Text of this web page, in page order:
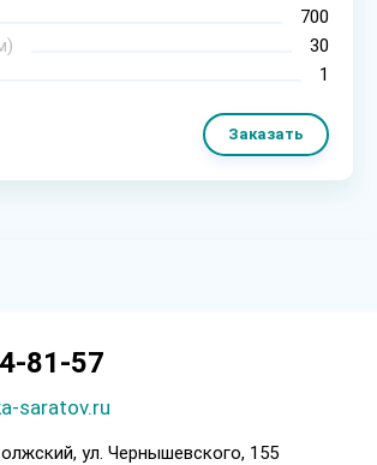
700
30
1
Заказать
81-57
saratov.ru
ул. Чepнышeвcкoгo, 155